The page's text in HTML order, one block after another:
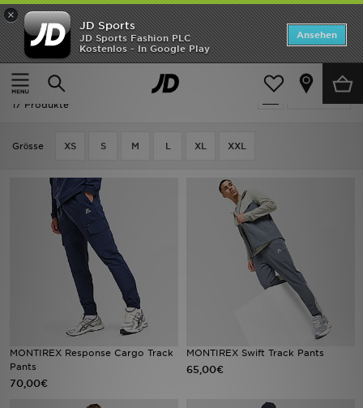
×
JD Sports
JD Sports Fashion PLC
Kostenlos - In Google Play
Ansehen
Startseite
Herren Herrenbekleidung Jogginghosen
verfeinern
Herren - MONTIREX Jogginghosen
17 Produkte
Grӧsse XS S M L XL XXL
MONTIREX Response Cargo Track
Pants
70,00€
MONTIREX Swift Track Pants
65,00€
Startseite
ANGEBOTE
Marken
Herren
Damen
Bestsellers
JD Exklusives
Fußball